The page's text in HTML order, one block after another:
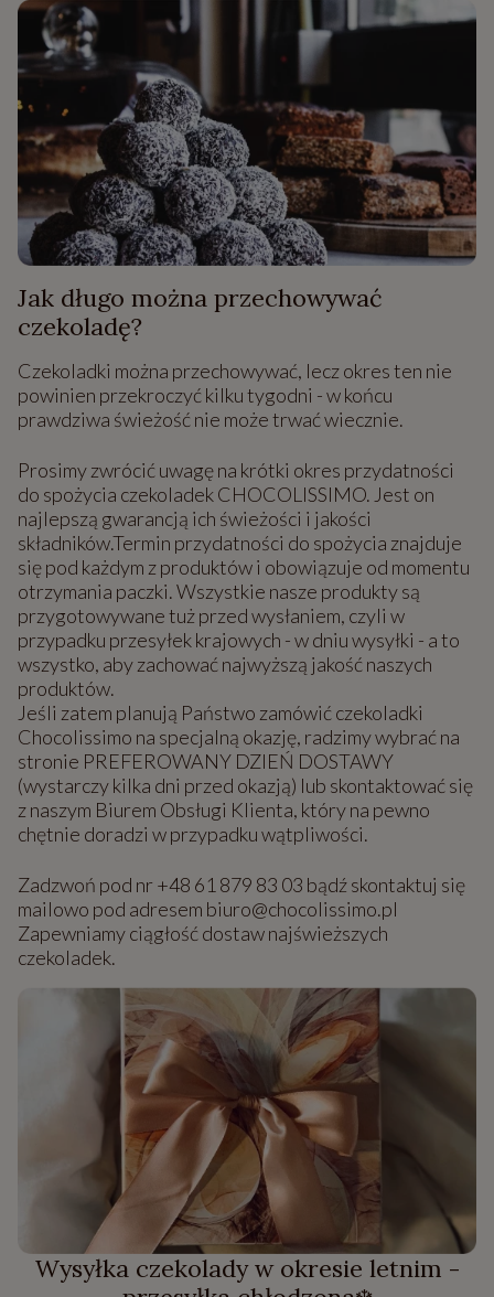
Jak długo można przechowywać
czekoladę?
Czekoladki można przechowywać, lecz okres ten nie
powinien przekroczyć kilku tygodni - w końcu
prawdziwa świeżość nie może trwać wiecznie.
Prosimy zwrócić uwagę na krótki okres przydatności
do spożycia czekoladek CHOCOLISSIMO. Jest on
najlepszą gwarancją ich świeżości i jakości
składników.Termin przydatności do spożycia znajduje
się pod każdym z produktów i obowiązuje od momentu
otrzymania paczki. Wszystkie nasze produkty są
przygotowywane tuż przed wysłaniem, czyli w
przypadku przesyłek krajowych - w dniu wysyłki - a to
wszystko, aby zachować najwyższą jakość naszych
produktów.
Jeśli zatem planują Państwo zamówić czekoladki
Chocolissimo na specjalną okazję, radzimy wybrać na
stronie PREFEROWANY DZIEŃ DOSTAWY
(wystarczy kilka dni przed okazją) lub skontaktować się
z naszym Biurem Obsługi Klienta, który na pewno
chętnie doradzi w przypadku wątpliwości.
Zadzwoń pod nr +48 61 879 83 03 bądź skontaktuj się
mailowo pod adresem biuro@chocolissimo.pl
Zapewniamy ciągłość dostaw najświeższych
czekoladek.
Wysyłka czekolady w okresie letnim -